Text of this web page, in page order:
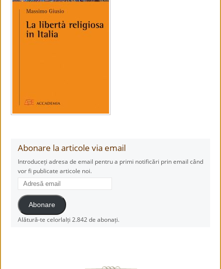
Abonare la articole via email
Introduceți adresa de email pentru a primi notificări prin email când
vor fi publicate articole noi.
Adresă
email
Abonare
Alătură-te celorlalți 2.842 de abonați.